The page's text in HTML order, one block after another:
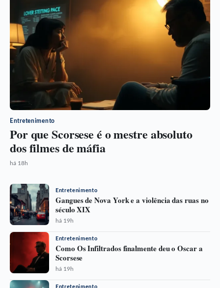
Entretenimento
Por que Scorsese é o mestre absoluto
dos filmes de máfia
há 18h
Entretenimento
Gangues de Nova York e a violência das ruas no
século XIX
há 19h
Entretenimento
Como Os Infiltrados finalmente deu o Oscar a
Scorsese
há 19h
Entretenimento